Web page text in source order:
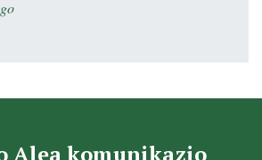
Alea komunikazio